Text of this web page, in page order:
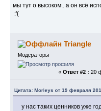
мы тут о высоком.. а он всё
:'(
Triangle
Модераторы
« Ответ #2 : 20
Цитата: Morleys от 19 февраля
у нас таких ценников уже